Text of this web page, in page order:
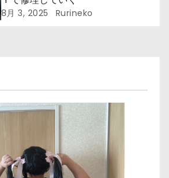
8月 3, 2025 Rurineko